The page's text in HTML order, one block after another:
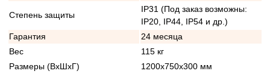
Степень защиты
IP31 (Под заказ возможны:
IP20, IP44, IP54 и др.)
Гарантия
24 месяца
Вес
115 кг
Размеры (ВхШхГ)
1200х750х300 мм